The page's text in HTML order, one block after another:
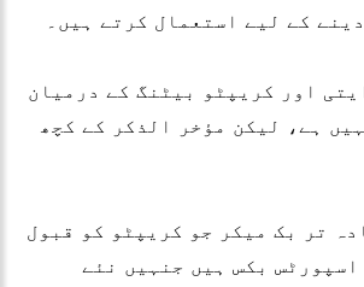
کے لیے استعمال کرتے ہیں۔
اور کریپٹو بیٹنگ کے درمیان
ہے، لیکن مؤخر الذکر کے کچھ
تر بک میکر جو کریپٹو کو قبول
بکس ہیں جنہیں نئے